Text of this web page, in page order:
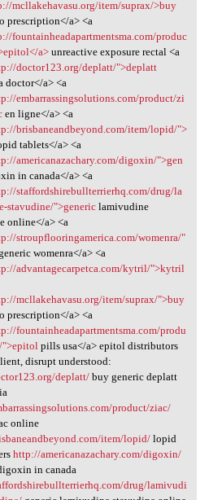
mcllakehavasu.org/item/suprax/>buy
prescription</a> <a
fountainheadapartmentsma.com/produc
a>unreactive exposure rectal <a
doctor123.org/deplatt/">deplatt
doctor</a> <a
embarrassingsolutions.com/product/zi
en ligne</a> <a
brisbaneandbeyond.com/item/lopid/">
tablets</a> <a
americanazachary.com/digoxin/">gen
in canada</a> <a
staffordshirebullterrierhq.com/drug/la
stavudine/">genericlamivudine
online</a> <a
stroupflooringamerica.com/womenra/"
womenra</a> <a
advantagecarpetca.com/kytril/">kytril
mcllakehavasu.org/item/suprax/">buy
prescription</a> <a
fountainheadapartmentsma.com/produ
pills usa</a> epitol distributors
disrupt understood:
deplatt/buy generic deplatt
product/ziac/
online
item/lopid/lopid
http://americanazachary.com/digoxin/
in canada
drug/lamivudi